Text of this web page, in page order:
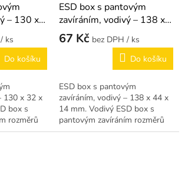
– 130 x
/ ks
Do košíku
130 x 32 x
box s
rozměrů
úzký
ESD box s pantovým
zavíráním, vodivý – 138 x
44 x 14 mm
67 Kč
/ ks
Do košíku
ESD box s pantovým
zavíráním, vodivý – 138 x 44 x
14 mm. Vodivý ESD box s
pantovým zavíráním rozměrů
138 x 44 x 14 mm.